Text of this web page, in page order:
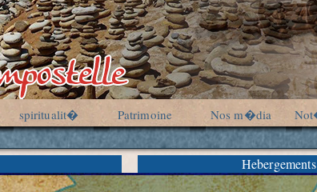
spiritualit� Patrimoine Nos m�dia